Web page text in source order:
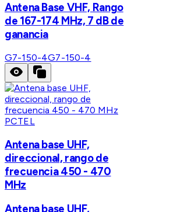
Antena Base VHF, Rango
de 167-174 MHz, 7 dB de
ganancia
G7-150-4G7-150-4
PCTEL
Antena base UHF,
direccional, rango de
frecuencia 450 - 470
MHz
Antena base UHF,